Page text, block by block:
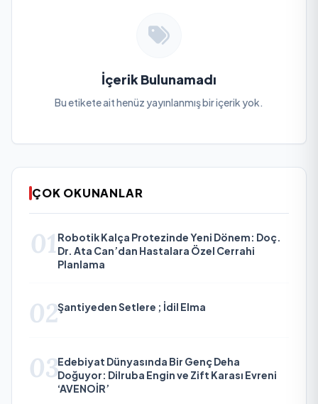
İçerik Bulunamadı
Bu etikete ait henüz yayınlanmış bir içerik yok.
ÇOK OKUNANLAR
01 Robotik Kalça Protezinde Yeni Dönem: Doç.
Dr. Ata Can’dan Hastalara Özel Cerrahi
Planlama
02Şantiyeden Setlere ; İdil Elma
03Edebiyat Dünyasında Bir Genç Deha
Doğuyor: Dilruba Engin ve Zift Karası Evreni
‘AVENOİR’